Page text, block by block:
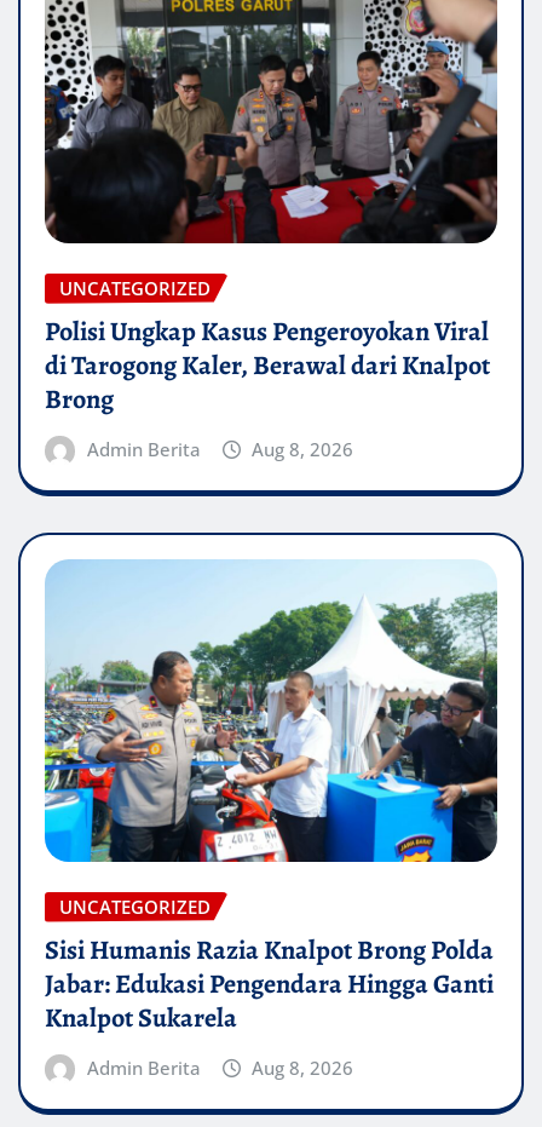
UNCATEGORIZED
Polisi Ungkap Kasus Pengeroyokan Viral
di Tarogong Kaler, Berawal dari Knalpot
Brong
Admin Berita Aug 8, 2026
UNCATEGORIZED
Sisi Humanis Razia Knalpot Brong Polda
Jabar: Edukasi Pengendara Hingga Ganti
Knalpot Sukarela
Admin Berita Aug 8, 2026